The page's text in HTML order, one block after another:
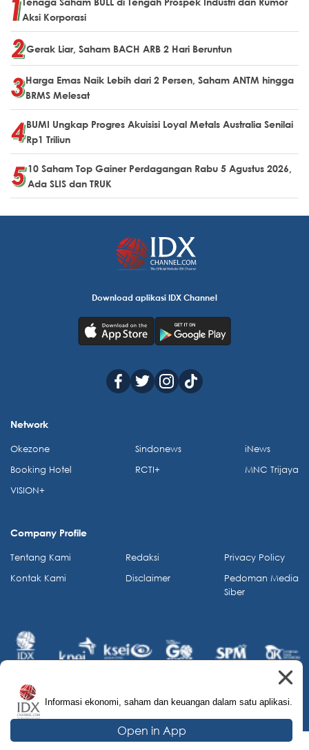
Aksi Korporasi
Gerak Liar, Saham BACH ARB 2 Hari Beruntun
Harga Emas Naik Lebih dari 2 Persen, Saham ANTM hingga
BRMS Melesat
BUMI Ungkap Progres Akuisisi Loyal Metals Australia Senilai
Rp1 Triliun
10 Saham Top Gainer Perdagangan Rabu 5 Agustus 2026,
Ada SLIS dan TRUK
Informasi ekonomi, saham dan keuangan dalam satu aplikasi.
Open in App
Download aplikasi IDX Channel
Network
Okezone
Booking Hotel
VISION+
Sindonews
RCTI+
iNews
MNC Trijaya
Company Profile
Tentang Kami
Kontak Kami
Redaksi
Disclaimer
Privacy Policy
Pedoman Media
Siber
© 2026 IDX Channel. All Rights Reserved.